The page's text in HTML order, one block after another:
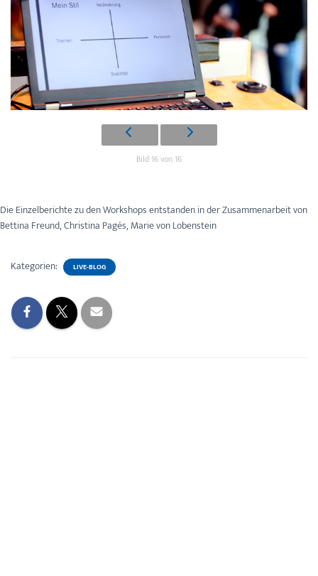
Bild 16 von 16
Die Einzelberichte zu den Workshops entstanden in der Zusammenarbeit von
Bettina Freund, Christina Pagés, Marie von Lobenstein
Kategorien: LIVE-BLOG